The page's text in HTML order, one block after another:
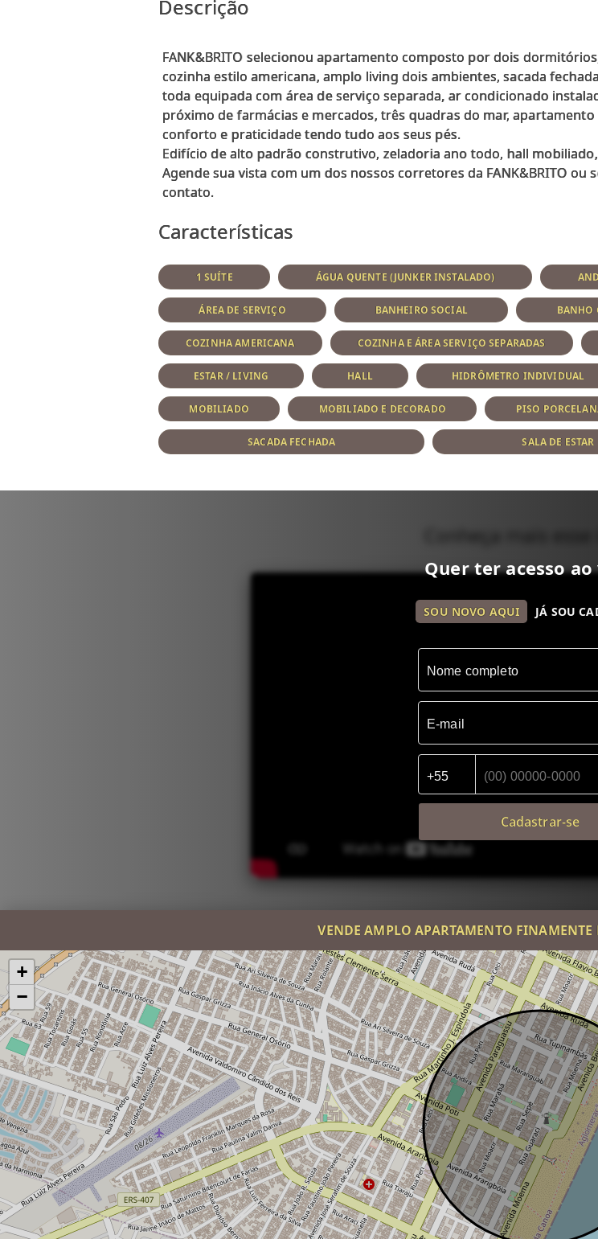
Descrição
FANK&BRITO selecionou apartamento composto por dois
cozinha estilo americana, amplo living dois ambientes, sacada
toda equipada com área de serviço separada, ar condicionado
próximo de farmácias e mercados, três quadras do mar,
conforto e praticidade tendo tudo aos seus pés.
Edifício de alto padrão construtivo, zeladoria ano todo, hall
Agende sua vista com um dos nossos corretores da FANK&BRITO
Características
1 SUÍTE ÁGUA QUENTE (JUNKER INSTALADO)
ÁREA DE SERVIÇO BANHEIRO SOCIAL BANHO
COZINHA AMERICANA COZINHA E ÁREA SERVIÇO SEPARADAS
ESTAR / LIVING HALL HIDRÔMETRO INDIVIDUAL
MOBILIADO MOBILIADO E DECORADO PISO
SACADA FECHADA SALA DE ESTAR
Quer ter acesso ao
SOU NOVO AQUI JÁ SOU
Cadastrar-se
VENDE AMPLO APARTAMENTO
+
−